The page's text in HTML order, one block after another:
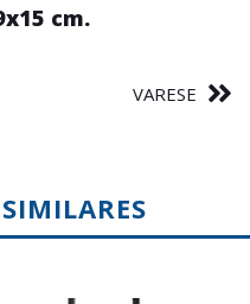
cm.
VARESE